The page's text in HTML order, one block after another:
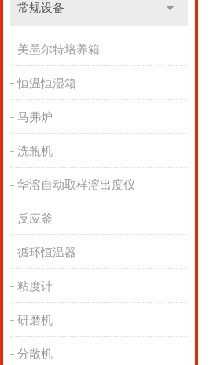
常规设备
美墨尔特培养箱
恒温恒湿箱
马弗炉
洗瓶机
华溶自动取样溶出度仪
反应釜
循环恒温器
粘度计
研磨机
分散机